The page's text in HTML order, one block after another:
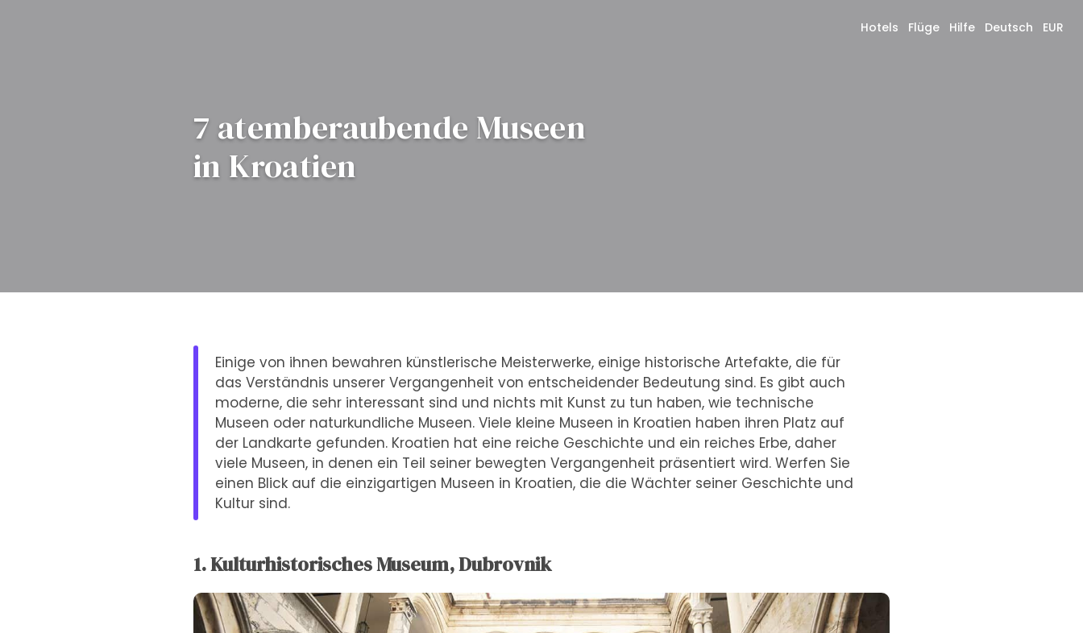
Hotels Flüge Hilfe Deutsch EUR
7 atemberaubende Museen
in Kroatien
Einige von ihnen bewahren künstlerische Meisterwerke, einige historische Artefakte, die für
das Verständnis unserer Vergangenheit von entscheidender Bedeutung sind. Es gibt auch
moderne, die sehr interessant sind und nichts mit Kunst zu tun haben, wie technische
Museen oder naturkundliche Museen. Viele kleine Museen in Kroatien haben ihren Platz auf
der Landkarte gefunden. Kroatien hat eine reiche Geschichte und ein reiches Erbe, daher
viele Museen, in denen ein Teil seiner bewegten Vergangenheit präsentiert wird. Werfen Sie
einen Blick auf die einzigartigen Museen in Kroatien, die die Wächter seiner Geschichte und
Kultur sind.
1. Kulturhistorisches Museum, Dubrovnik